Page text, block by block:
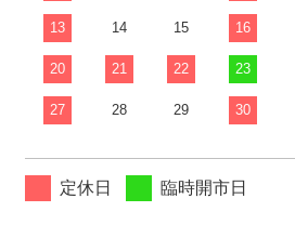
13 14 15 16
20 21 22 23
27 28 29 30
定休日 臨時開市日